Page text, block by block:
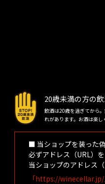
20歳未満の方の
飲酒は20歳を過ぎてから
れがあります。お酒は楽し
■ 当ショップを装った
必ずアドレス（URL）を
当ショップのアドレス（
「https://winecellar.jp/